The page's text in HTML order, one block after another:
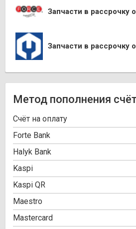
Запчасти в рассрочку
Запчасти в рассрочку
Метод пополнения
Cчёт на оплату
Forte Bank
Halyk Bank
Kaspi
Kaspi QR
Maestro
Mastercard